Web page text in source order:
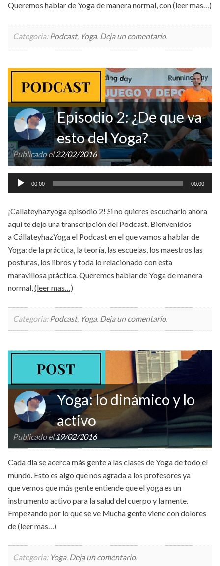
Queremos hablar de Yoga de manera normal, con(leer mas…)
Categoria: Podcast, Yoga. Deja un comentario.
Episodio 2: ¿De que va
esto del Yoga?
Publicado el22/02/2016
Reproductor
de
00:00 00:00
¡Callateyhazyoga episodio 2! Si no quieres escucharlo ahora
aquí te dejo una transcripción del Podcast. Bienvenidos
a CállateyhazYoga el Podcast en el que vamos a hablar de
Yoga: de la práctica, la teoría, las escuelas, los maestros las
posturas, los libros y toda lo relacionado con esta
maravillosa práctica. Queremos hablar de Yoga de manera
normal,(leer mas…)
Categoria: Podcast, Yoga. Deja un comentario.
Yoga: lo dinámico y lo
activo
Publicado el19/02/2016
Cada día se acerca más gente a las clases de Yoga de todo el
mundo. Esto es algo que nos agrada a los profesores ya
que vemos que más gente entiende que el yoga es un
instrumento activo para la salud del cuerpo y la mente.
Empezando por lo que se ve Mucha gente viene con dolores
de(leer mas…)
Categoria: Yoga. Deja un comentario.